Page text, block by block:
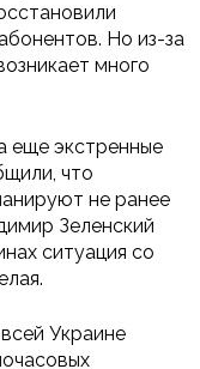
Но из-за
много
еще экстренные
что
не ранее
Зеленский
ситуация со
Украине